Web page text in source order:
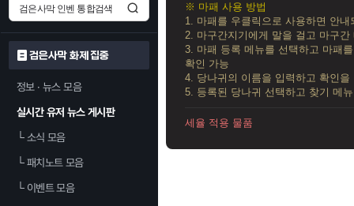
검은사막 화제 집중
정보 · 뉴스 모음
실시간 유저 뉴스 게시판
└소식 모음
└패치노트 모음
└이벤트 모음
※ 마패 사용 방법
1. 마패를 우클릭으로 사용하면 안
2. 마구간지기에게 말을 걸고 마구간
3. 마패 등록 메뉴를 선택하고 마패
확인 가능
4. 당나귀의 이름을 입력하고 확인을
5. 등록된 당나귀 선택하고 찾기 메
세율 적용 물품